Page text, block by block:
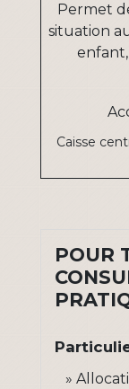
Permet
situation
Caisse
POUR